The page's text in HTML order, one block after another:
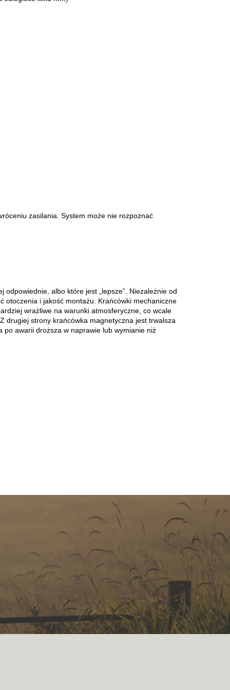
zasilania. System może nie rozpoznać
albo które jest „lepsze”. Niezależnie od
otoczenia i jakość montażu. Krańcówki mechaniczne
wrażliwe na warunki atmosferyczne, co wcale
drugiej strony krańcówka magnetyczna jest trwalsza
po awarii droższa w naprawie lub wymianie niż